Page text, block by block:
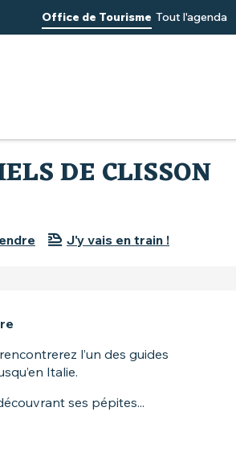
Office de Tourisme Tout l'agenda
DE CLISSON
J'y vais en train !
l’un des guides
Italie.
ses pépites...